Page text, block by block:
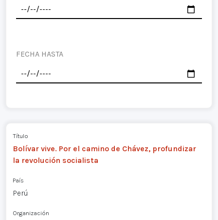
FECHA HASTA
Título
Bolívar vive. Por el camino de Chávez, profundizar
la revolución socialista
País
Perú
Organización